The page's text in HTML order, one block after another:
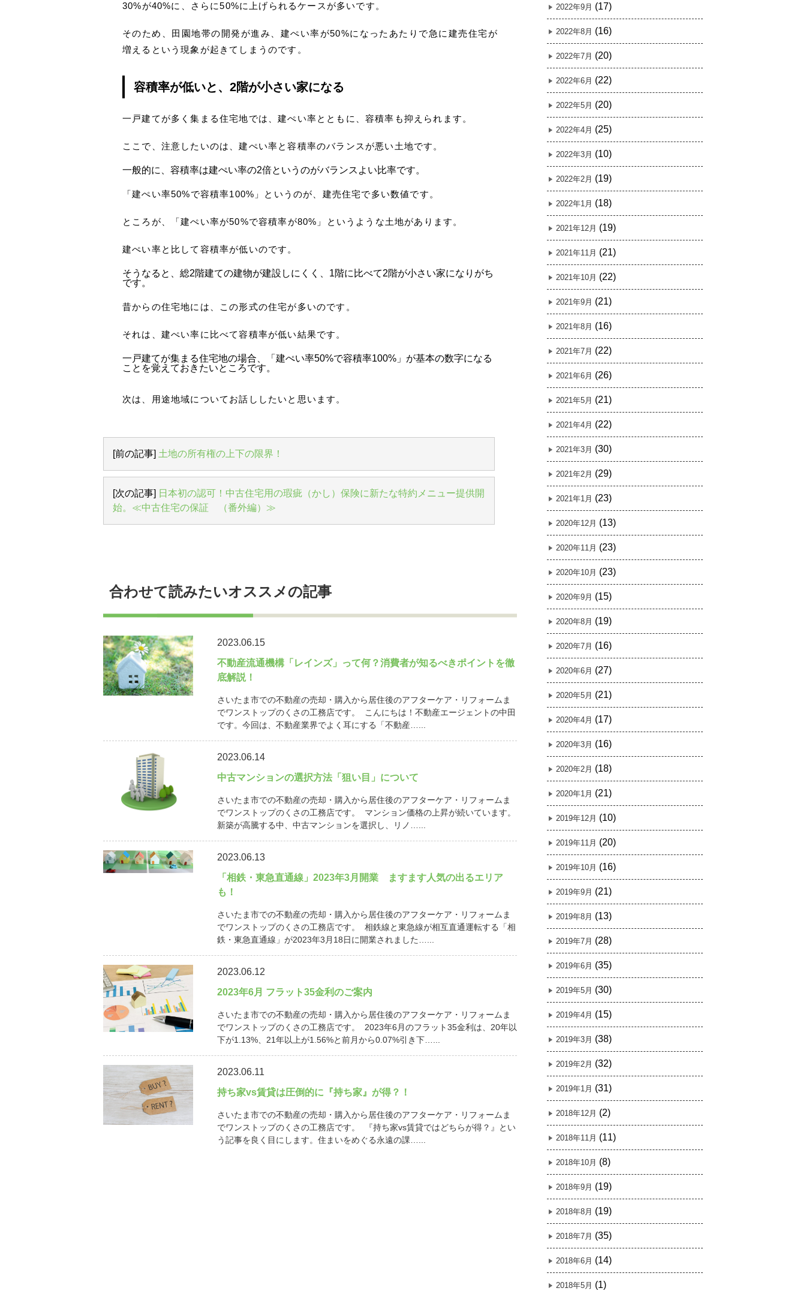
30%が40%に、さらに50%に上げられるケースが多いです。
そのため、田園地帯の開発が進み、建ぺい率が50%になったあたりで急に建売住宅が
増えるという現象が起きてしまうのです。
容積率が低いと、2階が小さい家になる
一戸建てが多く集まる住宅地では、建ぺい率とともに、容積率も抑えられます。
ここで、注意したいのは、建ぺい率と容積率のバランスが悪い土地です。
一般的に、容積率は建ぺい率の2倍というのがバランスよい比率です。
「建ぺい率50%で容積率100%」というのが、建売住宅で多い数値です。
ところが、「建ぺい率が50%で容積率が80%」というような土地があります。
建ぺい率と比して容積率が低いのです。
そうなると、総2階建ての建物が建設しにくく、1階に比べて2階が小さい家になりがち
です。
昔からの住宅地には、この形式の住宅が多いのです。
それは、建ぺい率に比べて容積率が低い結果です。
一戸建てが集まる住宅地の場合、「建ぺい率50%で容積率100%」が基本の数字になる
ことを覚えておきたいところです。
次は、用途地域についてお話ししたいと思います。
[前の記事] 土地の所有権の上下の限界！
[次の記事] 日本初の認可！中古住宅用の瑕疵（かし）保険に新たな特約メニュー提供開
始。≪中古住宅の保証 （番外編）≫
合わせて読みたいオススメの記事
2023.06.15
不動産流通機構「レインズ」って何？消費者が知るべきポイントを徹
底解説！
さいたま市での不動産の売却・購入から居住後のアフターケア・リフォームま
でワンストップのくさの工務店です。 こんにちは！不動産エージェントの中田
です。今回は、不動産業界でよく耳にする「不動産…...
2023.06.14
中古マンションの選択方法「狙い目」について
さいたま市での不動産の売却・購入から居住後のアフターケア・リフォームま
でワンストップのくさの工務店です。 マンション価格の上昇が続いています。
新築が高騰する中、中古マンションを選択し、リノ…...
2023.06.13
「相鉄・東急直通線」2023年3月開業 ますます人気の出るエリア
も！
さいたま市での不動産の売却・購入から居住後のアフターケア・リフォームま
でワンストップのくさの工務店です。 相鉄線と東急線が相互直通運転する「相
鉄・東急直通線」が2023年3月18日に開業されました…...
2023.06.12
2023年6月 フラット35金利のご案内
さいたま市での不動産の売却・購入から居住後のアフターケア・リフォームま
でワンストップのくさの工務店です。 2023年6月のフラット35金利は、20年以
下が1.13%、21年以上が1.56%と前月から0.07%引き下…...
2023.06.11
持ち家vs賃貸は圧倒的に『持ち家』が得？！
さいたま市での不動産の売却・購入から居住後のアフターケア・リフォームま
でワンストップのくさの工務店です。 『持ち家vs賃貸ではどちらが得？』とい
う記事を良く目にします。住まいをめぐる永遠の課…...
2022年9月 (17)
2022年8月 (16)
2022年7月 (20)
2022年6月 (22)
2022年5月 (20)
2022年4月 (25)
2022年3月 (10)
2022年2月 (19)
2022年1月 (18)
2021年12月 (19)
2021年11月 (21)
2021年10月 (22)
2021年9月 (21)
2021年8月 (16)
2021年7月 (22)
2021年6月 (26)
2021年5月 (21)
2021年4月 (22)
2021年3月 (30)
2021年2月 (29)
2021年1月 (23)
2020年12月 (13)
2020年11月 (23)
2020年10月 (23)
2020年9月 (15)
2020年8月 (19)
2020年7月 (16)
2020年6月 (27)
2020年5月 (21)
2020年4月 (17)
2020年3月 (16)
2020年2月 (18)
2020年1月 (21)
2019年12月 (10)
2019年11月 (20)
2019年10月 (16)
2019年9月 (21)
2019年8月 (13)
2019年7月 (28)
2019年6月 (35)
2019年5月 (30)
2019年4月 (15)
2019年3月 (38)
2019年2月 (32)
2019年1月 (31)
2018年12月 (2)
2018年11月 (11)
2018年10月 (8)
2018年9月 (19)
2018年8月 (19)
2018年7月 (35)
2018年6月 (14)
2018年5月 (1)